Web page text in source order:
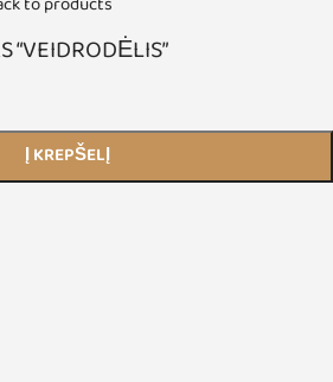
“VEIDRODĖLIS”
Į KREPŠELĮ